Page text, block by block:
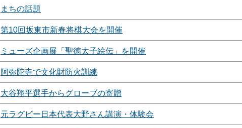
まちの話題
第10回坂東市新春将棋大会を開催
ミューズ企画展「聖徳太子絵伝」を開催
阿弥陀寺で文化財防火訓練
大谷翔平選手からグローブの寄贈
元ラグビー日本代表大野さん講演・体験会